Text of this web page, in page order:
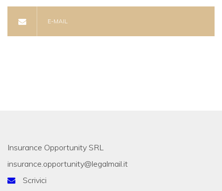
E-MAIL
Insurance Opportunity SRL
insurance.opportunity@legalmail.it
Scrivici